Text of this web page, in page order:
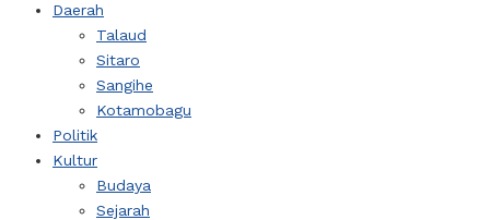
Daerah
Talaud
Sitaro
Sangihe
Kotamobagu
Politik
Kultur
Budaya
Sejarah